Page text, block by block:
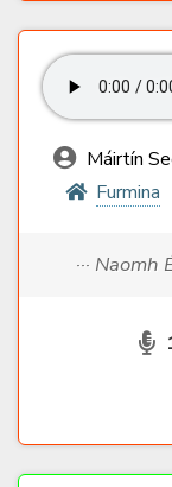
Máirtín
Furmina
···